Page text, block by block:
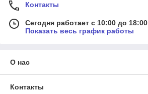
Контакты
Сегодня работает с 10:00 до 18:00
Показать весь график работы
О нас
Контакты